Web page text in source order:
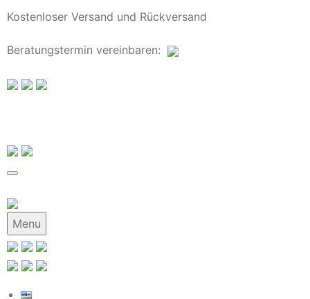
Kostenloser Versand und Rückversand
Beratungstermin vereinbaren:
Menu